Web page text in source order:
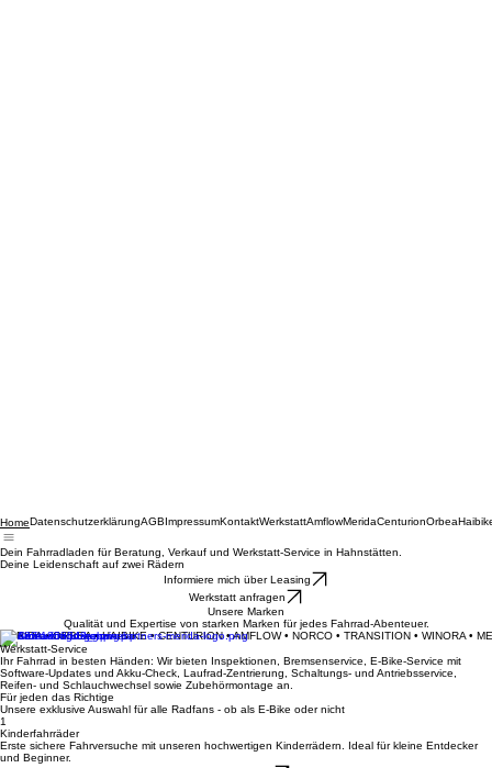
Home DatenschutzerklärungAGBImpressum
Dein Fahrradladen für Beratung, Verkauf und Werkstatt-Service in Hahnstätten.
Informiere mich über Leasing
Werkstatt anfragen
Qualität und Expertise von starken Marken für jedes Fahrrad-Abenteuer.
MERIDA • ORBEA • HAIBIKE • CENTURION • AMFLOW • NORCO • TRANSITION • WINORA •
Werkstatt-Service
Ihr Fahrrad in besten Händen: Wir bieten Inspektionen, Bremsenservice, E-Bike-Service mit
Software-Updates und Akku-Check, Laufrad-Zentrierung, Schaltungs- und Antriebsservice,
Reifen- und Schlauchwechsel sowie Zubehörmontage an.
Für jeden das Richtige
Unsere exklusive Auswahl für alle Radfans - ob als E-Bike oder nicht
1